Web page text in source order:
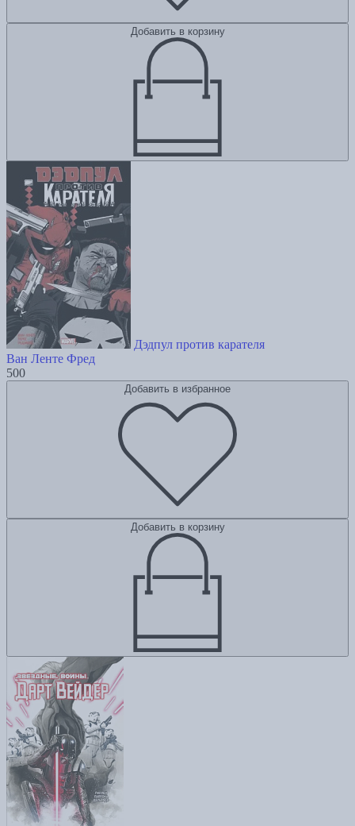
Добавить в корзину
Дэдпул против карателя
Ван Ленте Фред
500
Добавить в избранное
Добавить в корзину